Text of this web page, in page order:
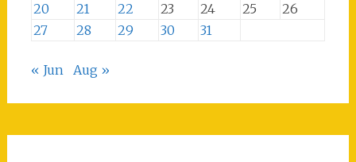
20
21 22 23 24 25
26
27
28 29 30 31
« Jun Aug »